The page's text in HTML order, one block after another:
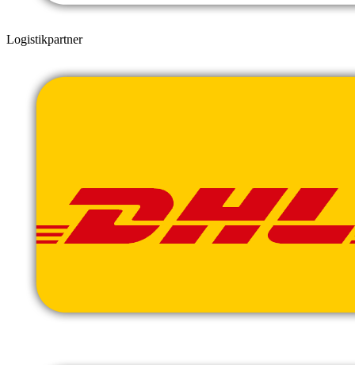
Logistikpartner